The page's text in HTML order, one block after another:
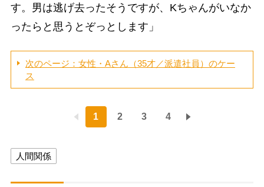
す。男は逃げ去ったそうですが、Kちゃんがいなか
ったらと思うとぞっとします」
次のページ：女性・Aさん（35才／派遣社員）のケー
ス
1 2 3 4
人間関係